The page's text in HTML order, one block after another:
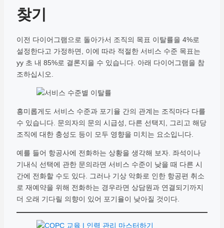
찾기
이전 다이어그램으로 돌아가서 조직의 목표 이탈률을 4%로
설정한다고 가정하면, 이에 따라 적절한 서비스 수준 목표는
yy 초 내 85%로 결론지을 수 있습니다. 아래 다이어그램을 참
조하십시오.
흥미롭게도 서비스 수준과 포기율 간의 관계는 조직마다 다를
수 있습니다. 문의자의 문의 시급성, 다른 선택지, 그리고 해당
조직에 대한 충성도 등이 모두 영향을 미치는 요소입니다.
예를 들어 항공사에 전화하는 상황을 생각해 보자. 좌석이나
기내식 선택에 관한 문의라면 서비스 수준이 낮을 때 다른 시
간에 전화할 수도 있다. 그러나 기상 악화로 인한 항공편 취소
로 재예약을 위해 전화하는 경우라면 상담원과 연결되기까지
더 오래 기다릴 의향이 있어 포기율이 낮아질 것이다.